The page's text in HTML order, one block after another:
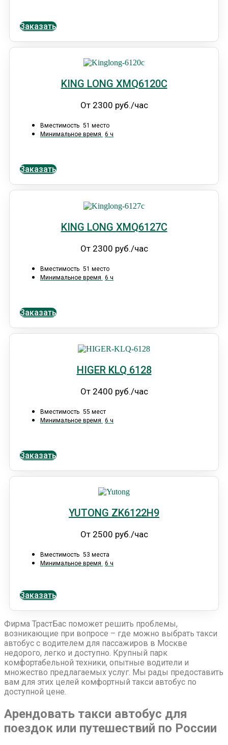
Заказать
KING LONG XMQ6120С
От 2300 руб./час
Вместимость 51 место
Минимальное время 6 ч
Заказать
KING LONG XMQ6127C
От 2300 руб./час
Вместимость 51 место
Минимальное время 6 ч
Заказать
HIGER KLQ 6128
От 2400 руб./час
Вместимость 55 мест
Минимальное время 6 ч
Заказать
YUTONG ZK6122H9
От 2500 руб./час
Вместимость 53 места
Минимальное время 6 ч
Заказать
Фирма ТрастБас поможет решить проблемы,
возникающие при вопросе – где можно выбрать такси
автобус с водителем для пассажиров в Москве
недорого, легко и доступно. Крупный парк
комфортабельной техники, опытные водители и
множество предлагаемых услуг. Мы рады предоставить
вам для этих целей комфортный такси автобус по
доступной цене.
Арендовать такси автобус для
поездок или путешествий по России